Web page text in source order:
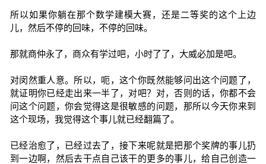
所以如果你躺在那个数学建模大赛，还是二等奖的这个上边
儿，然后不停的回味，不停的回味。
那就商仲永了，商众有学过吧，小时了了，大威必加是吧。
对闵然重人意。所以，呃，这个你既然能够问出这个问题了，
就证明你已经走出来一半了，对吧？对，否则的话，你都不会
问这个问题，你会觉得这是很敏感的问题，那所以今天你来到
这个现场，我觉得这个事儿就已经翻篇了。
已经治愈了，已经过去了，接下来呢就是把那个奖牌的事儿扔
到一边啊，然后去干点自己该干的更多的事儿，给自己创造一